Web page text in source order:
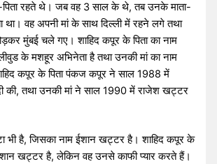
पिता रहते थे। जब वह 3 साल के थे, तब उनके माता-
था। वह अपनी मां के साथ दिल्ली में रहने लगे तथा
मुंबई चले गए। शाहिद कपूर के पिता का नाम
के मशहूर अभिनेता है तथा उनकी मां का नाम
कपूर के पिता पंकज कपूर ने साल 1988 में
की, तथा उनकी मां ने साल 1990 में राजेश खट्टर
भी है, जिसका नाम ईशान खट्टर है। शाहिद कपूर के
खट्टर है, लेकिन वह उनसे काफी प्यार करते हैं।